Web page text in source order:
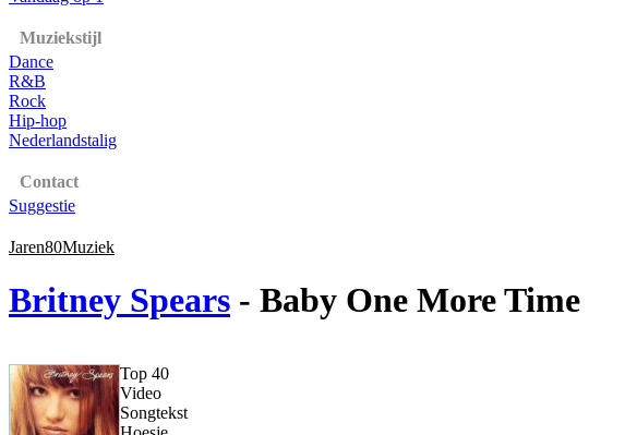
Muziekstijl
Dance
R&B
Rock
Hip-hop
Nederlandstalig
Contact
Suggestie
Jaren80Muziek
Britney Spears - Baby One More Time
Top 40
Video
Songtekst